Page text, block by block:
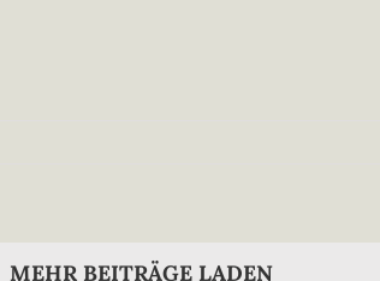
MEHR BEITRÄGE LADEN